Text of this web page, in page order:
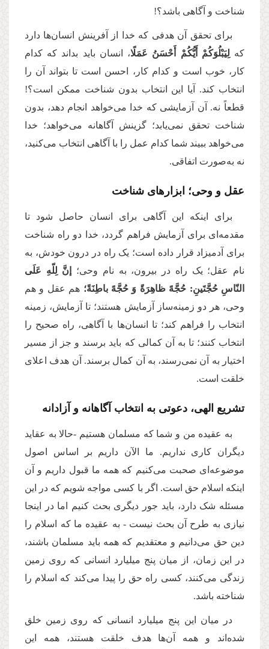
شناخت و آگاهی باشد؟!
برای تحقق آن هدفی که خدا از آفرینش انسان‌ها دارد
که لِيَبْلُوَكُمْ أَيُّكُمْ أَحْسَنُ عَمَلًا، انسان باید بداند که کدام
کار، خوب است و کدام کار، احسن است تا بتواند آن را
انتخاب کند. آیا این انتخاب بدون شناخت ممکن است؟!
قطعاً نه. آن آزمایشی که خدا می‌خواهد انجام دهد، بدون
شناخت تحقق نمی‌یابد؛ گزینش آگاهانه می‌خواهد؛ خدا
می‌خواهد ببیند شما کدام عمل را با آگاهی انتخاب می‌کنید،
نه به‌صورت اتفاقی.
عقل و وحی؛ ابزارهای شناخت
برای اینکه این آگاهی برای انسان حاصل شود تا
مقدمه‌ای برای آزمایش فراهم گردد، خدا دو راه شناخت
برای آدمیزاد قرار داده است؛ یک راه در درون خودش، به
نام عقل؛ یک راه در بیرون، به نام وحی؛
إنَّ لِلّهِ عَلَی
النّاسِ حُجَّتَینِ: حُجَّهً ظاهِرَةً وَ حُجَّهً باطِنَةً؛ هم عقل و هم
وحی، هر دو زمینه‌ساز آزمایش هستند؛ تا آزمایش، زمینه
انتخاب را فراهم کند؛ تا انسان‌ها با آگاهی، راه صحیح را
انتخاب کنند؛ تا به آن کمالی که باید برسند و جز از مسیر
اختیار به آن نمی‌رسند، به آن کمال برسند. آن هدف اعلای
خلقت است.
تشریع الهی، دعوتی به انتخاب آگاهانه و آزادانه
به عقیده من و شما که مسلمان هستیم -حالا به عقاید
دیگران کاری نداریم. ما الآن داریم بر اساس اصول
موضوعه‌ای صحبت می‌کنیم که همه ما قبول داریم و آن
اینکه اسلام حق است. اگر با کسی مواجه شویم که در این
مسئله شک دارد، باید جور دیگری بحث کنیم اما در اینجا
نیازی به طرح آن بحث نیست - به عقیده ما که اسلام را
دین حق می‌دانیم و معتقدیم که همه باید مسلمان باشند،
در این زمان، از میان پنج میلیارد انسانی که روی زمین
زندگی می‌کنند، کسی راه حق را پیدا می‌کند که اسلام را
شناخته باشد.
در میان این پنج میلیارد انسانی که روی زمین خلق
شده‌اند و همه‌ آن‌ها هدف خلقت هستند، همه این